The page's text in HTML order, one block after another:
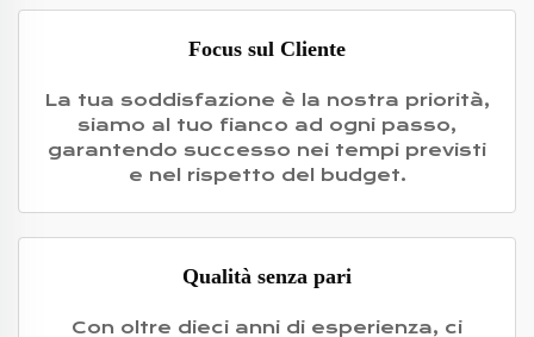
Focus sul Cliente
La tua soddisfazione è la nostra priorità,
siamo al tuo fianco ad ogni passo,
garantendo successo nei tempi previsti
e nel rispetto del budget.
Qualità senza pari
Con oltre dieci anni di esperienza, ci